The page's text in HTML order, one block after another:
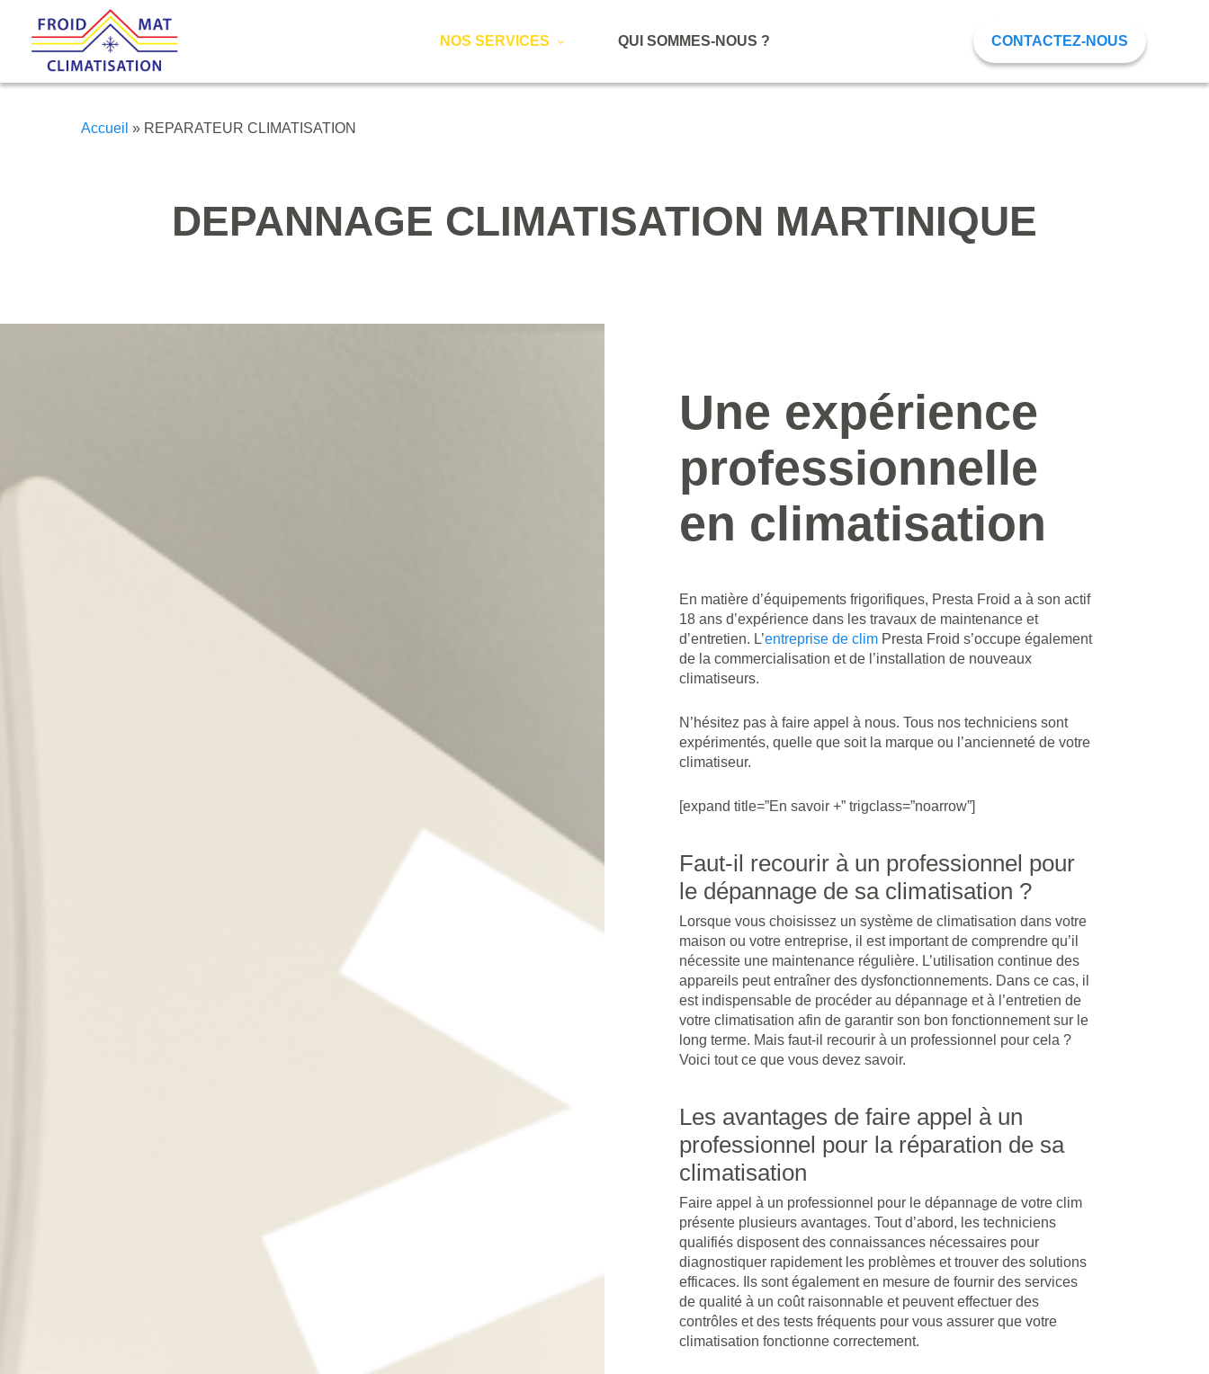
NOS SERVICES QUI SOMMES-NOUS ? CONTACTEZ-NOUS
Accueil » REPARATEUR CLIMATISATION
DEPANNAGE CLIMATISATION MARTINIQUE
Une expérience
professionnelle
en climatisation
En matière d’équipements frigorifiques, Presta Froid a à son actif
18 ans d’expérience dans les travaux de maintenance et
d’entretien. L’entreprise de climPresta Froid s’occupe également
de la commercialisation et de l’installation de nouveaux
climatiseurs.
N’hésitez pas à faire appel à nous. Tous nos techniciens sont
expérimentés, quelle que soit la marque ou l’ancienneté de votre
climatiseur.
[expand title=”En savoir +” trigclass=”noarrow”]
Faut-il recourir à un professionnel pour
le dépannage de sa climatisation ?
Lorsque vous choisissez un système de climatisation dans votre
maison ou votre entreprise, il est important de comprendre qu’il
nécessite une maintenance régulière. L’utilisation continue des
appareils peut entraîner des dysfonctionnements. Dans ce cas, il
est indispensable de procéder au dépannage et à l’entretien de
votre climatisation afin de garantir son bon fonctionnement sur le
long terme. Mais faut-il recourir à un professionnel pour cela ?
Voici tout ce que vous devez savoir.
Les avantages de faire appel à un
professionnel pour la réparation de sa
climatisation
Faire appel à un professionnel pour le dépannage de votre clim
présente plusieurs avantages. Tout d’abord, les techniciens
qualifiés disposent des connaissances nécessaires pour
diagnostiquer rapidement les problèmes et trouver des solutions
efficaces. Ils sont également en mesure de fournir des services
de qualité à un coût raisonnable et peuvent effectuer des
contrôles et des tests fréquents pour vous assurer que votre
climatisation fonctionne correctement.